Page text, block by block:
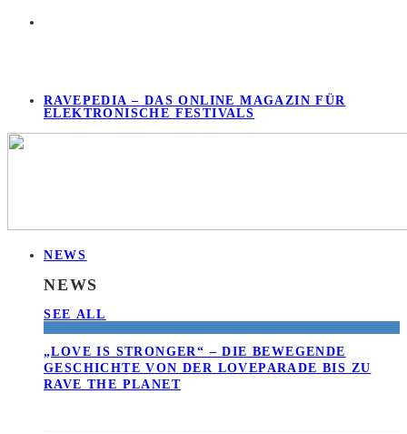
RAVEPEDIA – DAS ONLINE MAGAZIN FÜR
ELEKTRONISCHE FESTIVALS
NEWS
NEWS
SEE ALL
„LOVE IS STRONGER“ – DIE BEWEGENDE
GESCHICHTE VON DER LOVEPARADE BIS ZU
RAVE THE PLANET